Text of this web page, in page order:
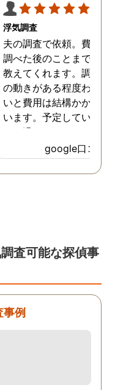
浮気調査
夫の調査で依頼。費用や
調べた後のことまで詳し
教えてくれます。調査対
の動きがある程度わから
いと費用は結構かかると
います。予定していた時
より過ぎてしまいました
が、そのまま調査してい
だき、しっかり証拠取れ
した。あ、もちろん過ぎ
ばいいのかわかる為、悩
google口コミ
査可能な探偵事
事例